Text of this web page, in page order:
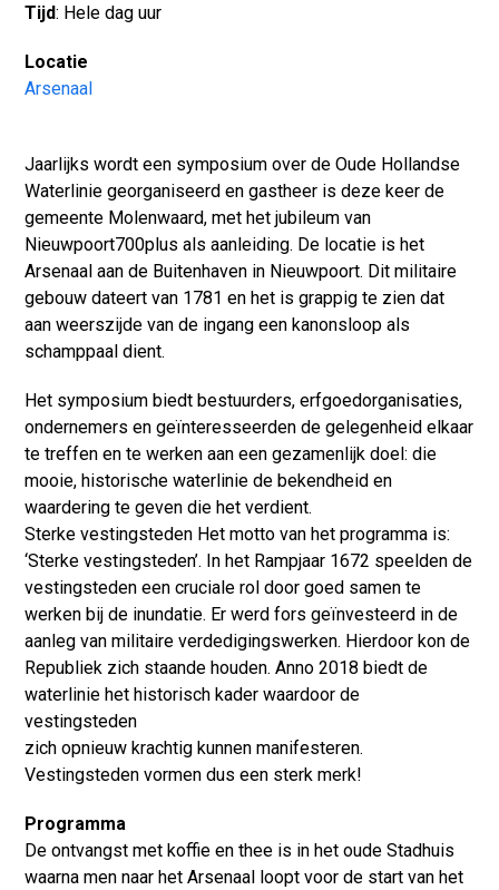
Tijd: Hele dag uur
Locatie
Arsenaal
Jaarlijks wordt een symposium over de Oude Hollandse
Waterlinie georganiseerd en gastheer is deze keer de
gemeente Molenwaard, met het jubileum van
Nieuwpoort700plus als aanleiding. De locatie is het
Arsenaal aan de Buitenhaven in Nieuwpoort. Dit militaire
gebouw dateert van 1781 en het is grappig te zien dat
aan weerszijde van de ingang een kanonsloop als
schamppaal dient.
Het symposium biedt bestuurders, erfgoedorganisaties,
ondernemers en geïnteresseerden de gelegenheid elkaar
te treffen en te werken aan een gezamenlijk doel: die
mooie, historische waterlinie de bekendheid en
waardering te geven die het verdient.
Sterke vestingsteden Het motto van het programma is:
‘Sterke vestingsteden’. In het Rampjaar 1672 speelden de
vestingsteden een cruciale rol door goed samen te
werken bij de inundatie. Er werd fors geïnvesteerd in de
aanleg van militaire verdedigingswerken. Hierdoor kon de
Republiek zich staande houden. Anno 2018 biedt de
waterlinie het historisch kader waardoor de
vestingsteden
zich opnieuw krachtig kunnen manifesteren.
Vestingsteden vormen dus een sterk merk!
Programma
De ontvangst met koffie en thee is in het oude Stadhuis
waarna men naar het Arsenaal loopt voor de start van het